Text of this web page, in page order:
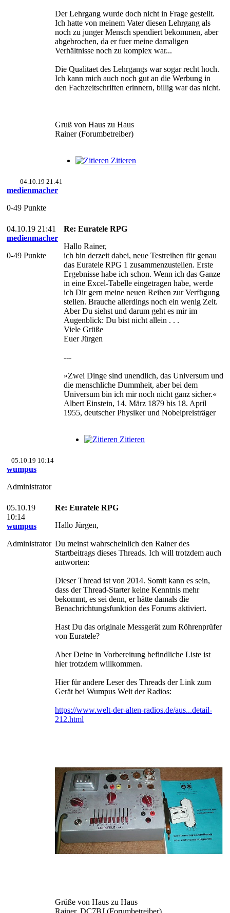
Der Lehrgang wurde doch nicht in Frage gestellt.
Ich hatte von meinem Vater diesen Lehrgang als
noch zu junger Mensch spendiert bekommen, aber
abgebrochen, da er fuer meine damaligen
Verhältnisse noch zu komplex war...
Die Qualitaet des Lehrgangs war sogar recht hoch.
Ich kann mich auch noch gut an die Werbung in
den Fachzeitschriften erinnern, billig war das nicht.
Gruß von Haus zu Haus
Rainer (Forumbetreiber)
Zitieren
04.10.19 21:41
medienmacher
0-49 Punkte
04.10.19 21:41
medienmacher
0-49 Punkte
Re: Euratele RPG
Hallo Rainer,
ich bin derzeit dabei, neue Testreihen für genau
das Euratele RPG 1 zusammenzustellen. Erste
Ergebnisse habe ich schon. Wenn ich das Ganze
in eine Excel-Tabelle eingetragen habe, werde
ich Dir gern meine neuen Reihen zur Verfügung
stellen. Brauche allerdings noch ein wenig Zeit.
Aber Du siehst und darum geht es mir im
Augenblick: Du bist nicht allein . . .
Viele Grüße
Euer Jürgen
---
»Zwei Dinge sind unendlich, das Universum und
die menschliche Dummheit, aber bei dem
Universum bin ich mir noch nicht ganz sicher.«
Albert Einstein, 14. März 1879 bis 18. April
1955, deutscher Physiker und Nobelpreisträger
Zitieren
05.10.19 10:14
wumpus
Administrator
05.10.19
10:14
wumpus
Administrator
Re: Euratele RPG
Hallo Jürgen,
Du meinst wahrscheinlich den Rainer des
Startbeitrags dieses Threads. Ich will trotzdem auch
antworten:
Dieser Thread ist von 2014. Somit kann es sein,
dass der Thread-Starter keine Kenntnis mehr
bekommt, es sei denn, er hätte damals die
Benachrichtungsfunktion des Forums aktiviert.
Hast Du das originale Messgerät zum Röhrenprüfer
von Euratele?
Aber Deine in Vorbereitung befindliche Liste ist
hier trotzdem willkommen.
Hier für andere Leser des Threads der Link zum
Gerät bei Wumpus Welt der Radios:
https://www.welt-der-alten-radios.de/aus...detail-
212.html
Grüße von Haus zu Haus
Rainer, DC7BJ (Forumbetreiber)